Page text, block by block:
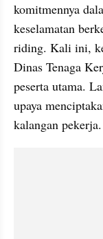
komitmennya
keselamatan
riding. Kali ini,
Dinas Tenaga
peserta utama.
upaya
kalangan pekerja.